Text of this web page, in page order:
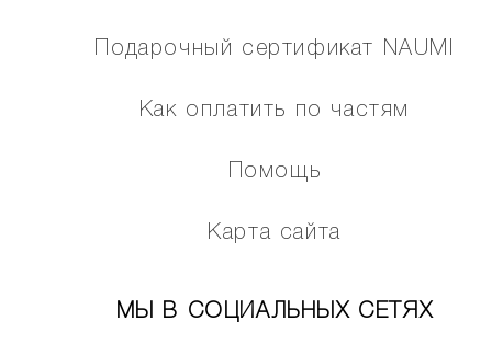
Подарочный сертификат NAUMI
Как оплатить по частям
Помощь
Карта сайта
МЫ В СОЦИАЛЬНЫХ СЕТЯХ